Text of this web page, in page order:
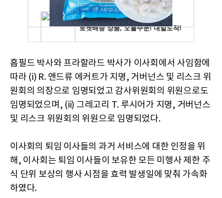
홉필드 박사와 프라할라드 박사가 이사회에서 사임함에
따라 (i) R. 앤드류 에커트가 지명, 거버넌스 및 리스크 위
원회의 의장으로 임명되었고 감사위원회의 위원으로도
임명되었으며, (ii) 그레고리 T. 루시어가 지명, 거버넌스
및 리스크 위원회의 위원으로 임명되었다.
이사회의 퇴임 이사들의 과거 서비스에 대한 인정을 위
해, 이사회는 퇴임 이사들이 보유한 모든 미행사 제한 주
식 단위 보상의 행사 시점을 효력 발생일에 맞춰 가속화
하였다.